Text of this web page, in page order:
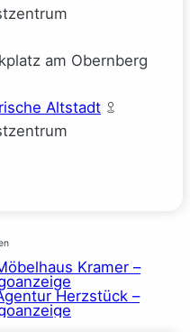
am Obernberg
Altstadt